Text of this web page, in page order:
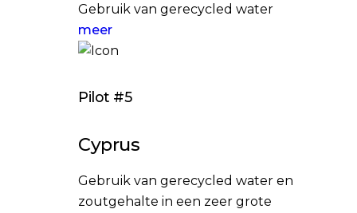
Gebruik van gerecycled water
meer
Pilot #5
Cyprus
Gebruik van gerecycled water en
zoutgehalte in een zeer grote